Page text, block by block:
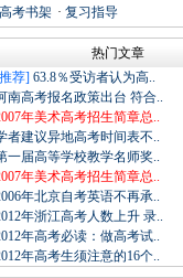
高考书架 · 复习指导
热门文章
荐] 63.8％受访者认为高..
南高考报名政策出台 符合..
年美术高考招生简章总..
者建议异地高考时间表不..
一届高等学校教学名师奖..
年美术高考招生简章总..
年北京自考英语不再承..
年浙江高考人数上升 录..
年高考必读：做高考试..
年高考生须注意的16个..